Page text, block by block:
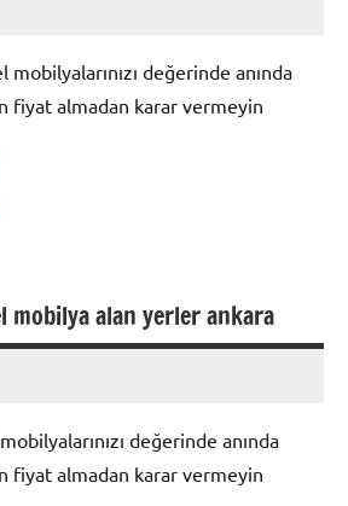
değerinde anında
fiyat almadan karar vermeyin
alan yerler ankara
değerinde anında
fiyat almadan karar vermeyin